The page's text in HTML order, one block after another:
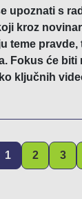
upoznati s
kroz
teme pravde,
Fokus će
ključnih
1 2 3